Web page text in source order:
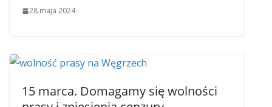
28 maja 2024
15 marca. Domagamy się wolności